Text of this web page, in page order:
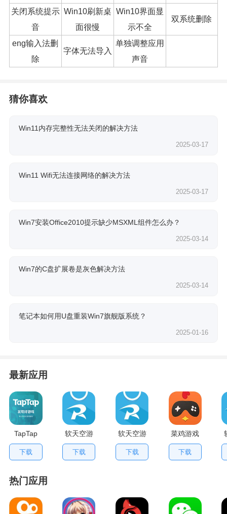
关闭系统提示
音
Win10刷新桌
面很慢
Win10界面显
示不全
双系统删除
eng输入法删
除
字体无法导入
单独调整应用
声音
猜你喜欢
Win11内存完整性无法关闭的解决方法
2025-03-17
Win11 Wifi无法连接网络的解决方法
2025-03-17
Win7安装Office2010提示缺少MSXML组件怎么办？
2025-03-14
Win7的C盘扩展卷是灰色解决方法
2025-03-14
笔记本如何用U盘重装Win7旗舰版系统？
2025-01-16
最新应用
TapTap
V2.84.0
手机版
下载
软天空游
戏盒应用
下载
软天空游
戏大全
App
下载
菜鸡游戏
不用排队
版
下载
热门应用